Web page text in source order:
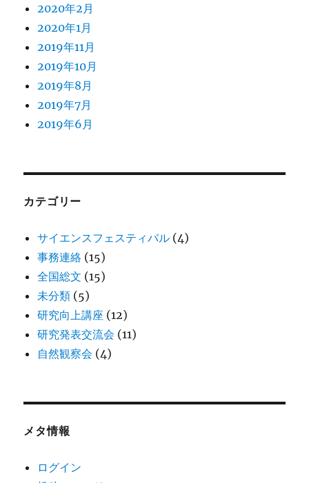
2020年2月
2020年1月
2019年11月
2019年10月
2019年8月
2019年7月
2019年6月
カテゴリー
サイエンスフェスティバル (4)
事務連絡 (15)
全国総文 (15)
未分類 (5)
研究向上講座 (12)
研究発表交流会 (11)
自然観察会 (4)
メタ情報
ログイン